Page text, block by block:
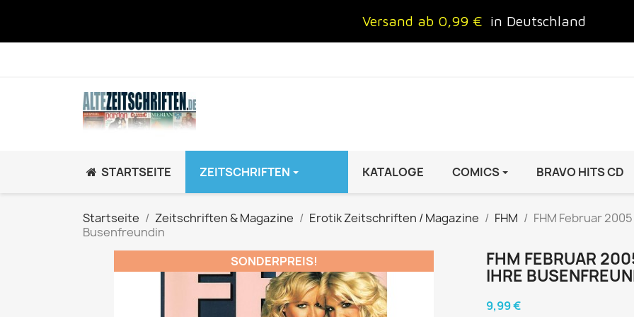
Versand ab 0,99 € in Deutschland
STARTSEITE ZEITSCHRIFTEN
JUGEND / KIND
BRAVO HipHop Special
BRAVO Zeitschrift
hey!
FRAUEN
Cosmopolitan
freundin
AUTO & MOTOR
auto motor sport Archiv
Autoprospekte &
KATALOGE COMICS BRAVO HITS CD
Startseite Zeitschriften & Magazine Erotik Zeitschriften / Magazine FHM
FHM Februar
Busenfreundin
SONDERPREIS!
FHM FEBRUAR
IHRE
9,99 €